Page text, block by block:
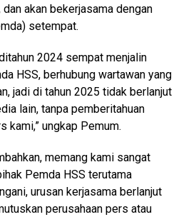
akan bekerjasama dengan
setempat.
2024 sempat menjalin
HSS, berhubung wartawan yang
jadi di tahun 2025 tidak berlanjut
lain, tanpa pemberitahuan
kami,” ungkap Pemum.
memang kami sangat
Pemda HSS terutama
urusan kerjasama berlanjut
perusahaan pers atau